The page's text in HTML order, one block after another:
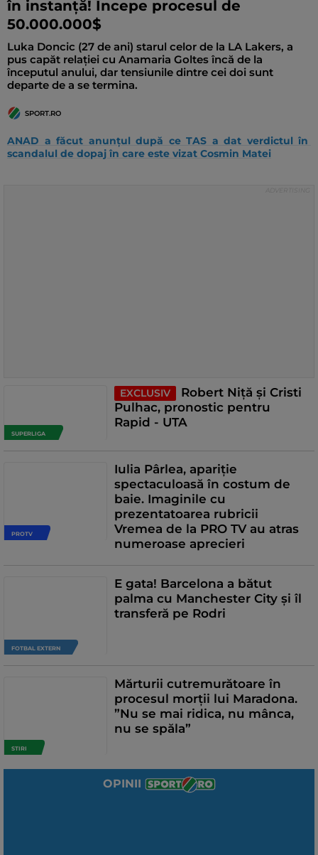
în instanță! Începe procesul de
50.000.000$
Luka Doncic (27 de ani) starul celor de la LA Lakers, a
pus capăt relației cu Anamaria Goltes încă de la
începutul anului, dar tensiunile dintre cei doi sunt
departe de a se termina.
SPORT.RO
ANAD a făcut anunțul după ce TAS a dat verdictul în
scandalul de dopaj în care este vizat Cosmin Matei
SUPERLIGA
EXCLUSIV
Robert Niță și Cristi
Pulhac, pronostic pentru
Rapid - UTA
PROTV
Iulia Pârlea, apariție
spectaculoasă în costum de
baie. Imaginile cu
prezentatoarea rubricii
Vremea de la PRO TV au atras
numeroase aprecieri
FOTBAL EXTERN
E gata! Barcelona a bătut
palma cu Manchester City și îl
transferă pe Rodri
STIRI
Mărturii cutremurătoare în
procesul morţii lui Maradona.
”Nu se mai ridica, nu mânca,
nu se spăla”
OPINII